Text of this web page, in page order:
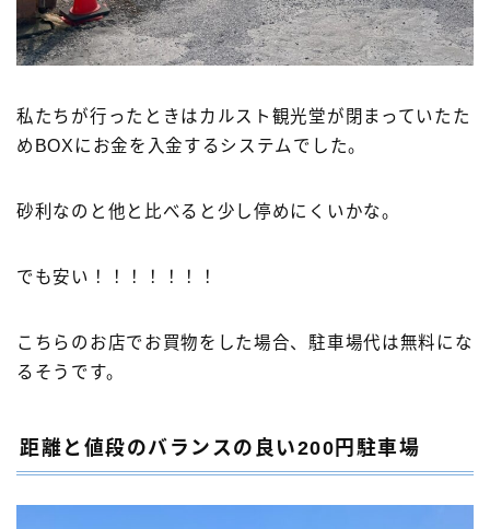
私たちが行ったときはカルスト観光堂が閉まっていたた
めBOXにお金を入金するシステムでした。
砂利なのと他と比べると少し停めにくいかな。
でも安い！！！！！！！
こちらのお店でお買物をした場合、駐車場代は無料にな
るそうです。
距離と値段のバランスの良い200円駐車場